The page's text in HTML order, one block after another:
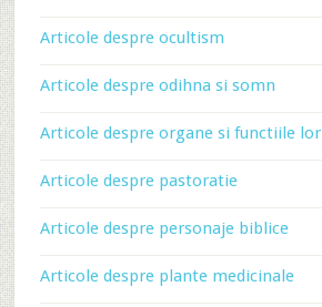
Articole despre ocultism
Articole despre odihna si somn
Articole despre organe si functiile lor
Articole despre pastoratie
Articole despre personaje biblice
Articole despre plante medicinale